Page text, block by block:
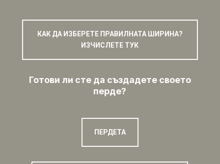
КАК ДА ИЗБЕРЕТЕ ПРАВИЛНАТА ШИРИНА?
ИЗЧИСЛЕТЕ ТУК
Готови ли сте да създадете своето
перде?
ПЕРДЕТА